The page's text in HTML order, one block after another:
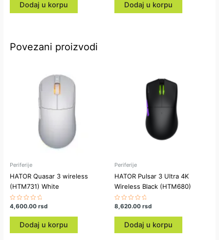
Dodaj u korpu Dodaj u korpu
Povezani proizvodi
Periferije
HATOR Quasar 3 wireless
(HTM731) White
Ocenjeno
sa
0
4,600.00rsd
Dodaj u korpu
Periferije
HATOR Pulsar 3 Ultra 4K
Wireless Black (HTM680)
Ocenjeno
sa
0
8,620.00 rsd
Dodaj u korpu